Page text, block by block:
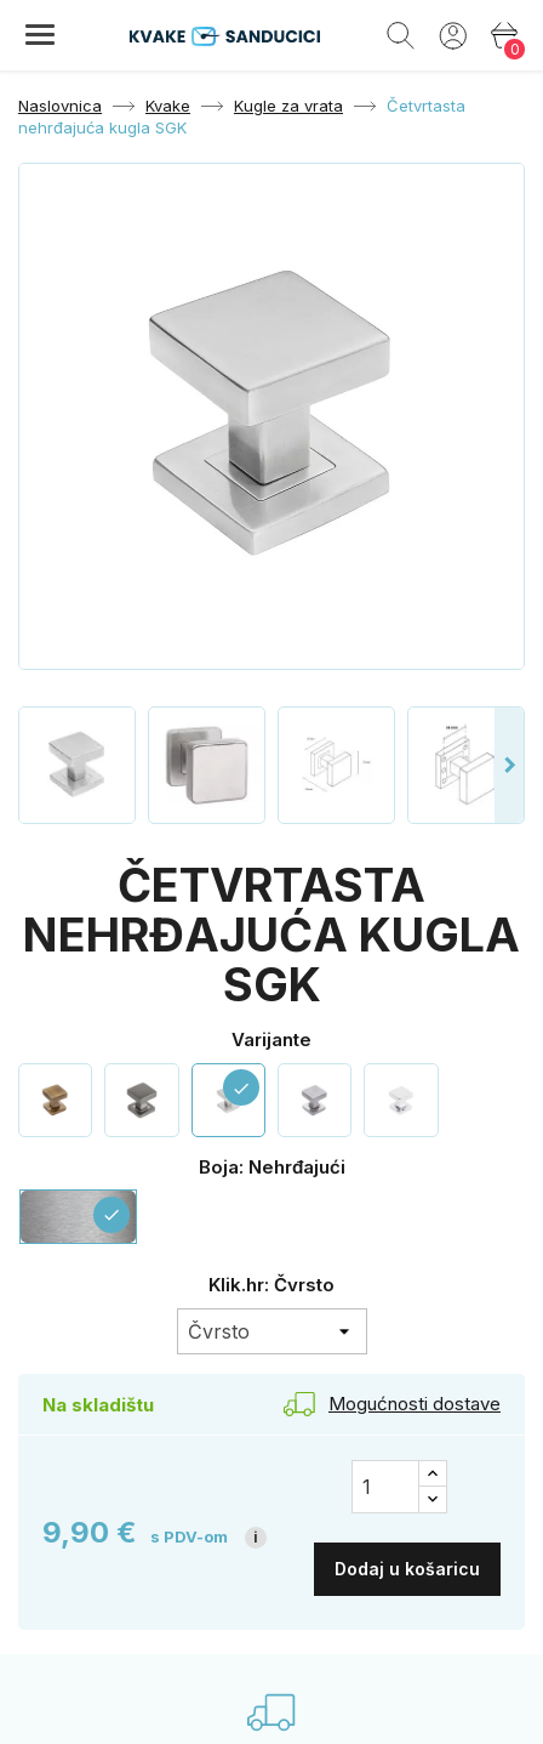
0
Naslovnica Kvake Kugle za vrata
Četvrtasta
nehrđajuća kugla SGK
ČETVRTASTA
NEHRĐAJUĆA KUGLA
SGK
Varijante
check
Boja: Nehrđajući
Nehrđajući
check
Klik.hr: Čvrsto
Na skladištu Mogućnosti dostave
9,90 € s PDV-om i
Dodaj u košaricu